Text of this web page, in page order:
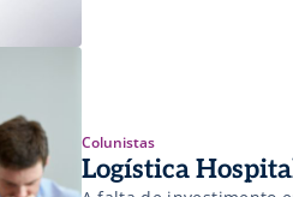
Colunistas
Logística